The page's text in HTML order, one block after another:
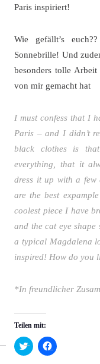
Paris inspiriert!
Wie gefällt’s
Sonnebrille! Und
besonders tolle
von mir gemacht hat
I must confess that I
Paris – and I didn’t
black clothes is
everything, that it
dress it up with a few
are the best
coolest piece I have
and the cat eye
a typical Magdalena
inspired! How do you
*In freundlicher
Teilen mit:
Klick,
um
Klick,
um